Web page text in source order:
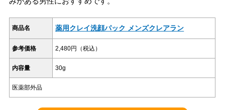
商品名 薬用クレイ洗顔パック メンズクレアラン
参考価格 2,480円（税込）
内容量 30g
医薬部外品